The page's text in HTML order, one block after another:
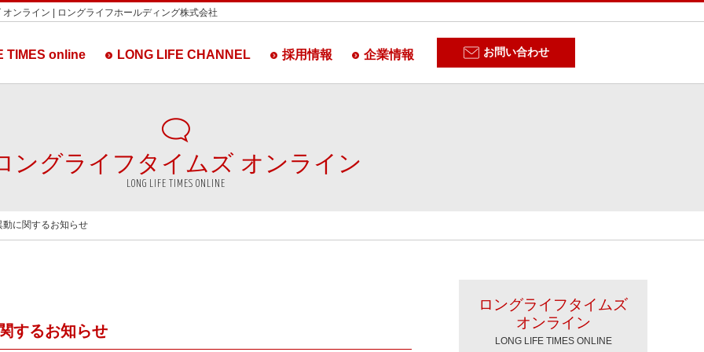
ンライン | ロングライフホールディング株式会社
TIMES online LONG LIFE CHANNEL 採用情報 企業情報 お問い合わせ
ングライフタイムズ オンライン
LONG LIFE TIMES ONLINE
に関するお知らせ
するお知らせ
ロングライフタイムズ
オンライン
LONG LIFE TIMES ONLINE